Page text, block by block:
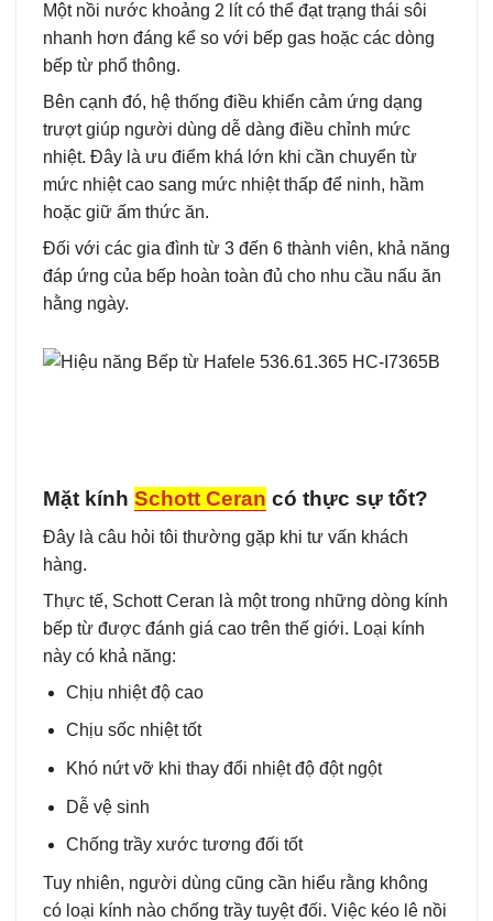
Một nồi nước khoảng 2 lít có thể đạt trạng thái sôi
nhanh hơn đáng kể so với bếp gas hoặc các dòng
bếp từ phổ thông.
Bên cạnh đó, hệ thống điều khiển cảm ứng dạng
trượt giúp người dùng dễ dàng điều chỉnh mức
nhiệt. Đây là ưu điểm khá lớn khi cần chuyển từ
mức nhiệt cao sang mức nhiệt thấp để ninh, hầm
hoặc giữ ấm thức ăn.
Đối với các gia đình từ 3 đến 6 thành viên, khả năng
đáp ứng của bếp hoàn toàn đủ cho nhu cầu nấu ăn
hằng ngày.
Mặt kính Schott Ceran có thực sự tốt?
Đây là câu hỏi tôi thường gặp khi tư vấn khách
hàng.
Thực tế, Schott Ceran là một trong những dòng kính
bếp từ được đánh giá cao trên thế giới. Loại kính
này có khả năng:
Chịu nhiệt độ cao
Chịu sốc nhiệt tốt
Khó nứt vỡ khi thay đổi nhiệt độ đột ngột
Dễ vệ sinh
Chống trầy xước tương đối tốt
Tuy nhiên, người dùng cũng cần hiểu rằng không
có loại kính nào chống trầy tuyệt đối. Việc kéo lê nồi